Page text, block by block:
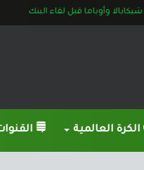
وأوباما قبل لقاء البنك
الكرة العالمية